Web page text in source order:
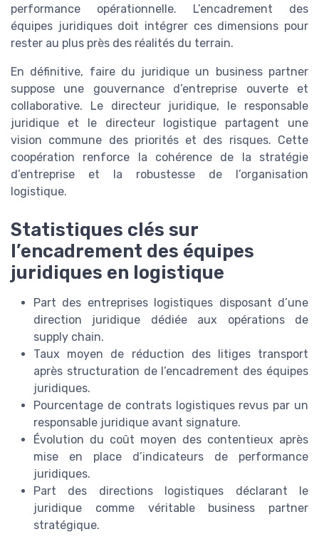
performance opérationnelle. L’encadrement des
équipes juridiques doit intégrer ces dimensions pour
rester au plus près des réalités du terrain.
En définitive, faire du juridique un business partner
suppose une gouvernance d’entreprise ouverte et
collaborative. Le directeur juridique, le responsable
juridique et le directeur logistique partagent une
vision commune des priorités et des risques. Cette
coopération renforce la cohérence de la stratégie
d’entreprise et la robustesse de l’organisation
logistique.
Statistiques clés sur
l’encadrement des équipes
juridiques en logistique
Part des entreprises logistiques disposant d’une
direction juridique dédiée aux opérations de
supply chain.
Taux moyen de réduction des litiges transport
après structuration de l’encadrement des équipes
juridiques.
Pourcentage de contrats logistiques revus par un
responsable juridique avant signature.
Évolution du coût moyen des contentieux après
mise en place d’indicateurs de performance
juridiques.
Part des directions logistiques déclarant le
juridique comme véritable business partner
stratégique.